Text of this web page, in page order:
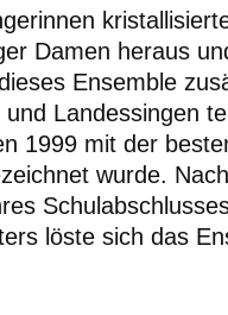
Damen heraus
Ensemble
Landessingen
1999 mit der
wurde.
löste sich das